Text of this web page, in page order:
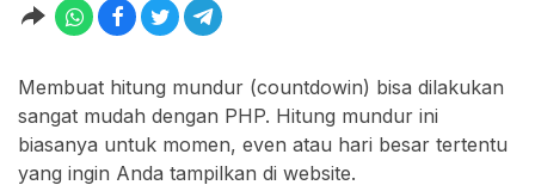
Membuat hitung mundur (countdowin) bisa dilakukan
sangat mudah dengan PHP. Hitung mundur ini
biasanya untuk momen, even atau hari besar tertentu
yang ingin Anda tampilkan di website.